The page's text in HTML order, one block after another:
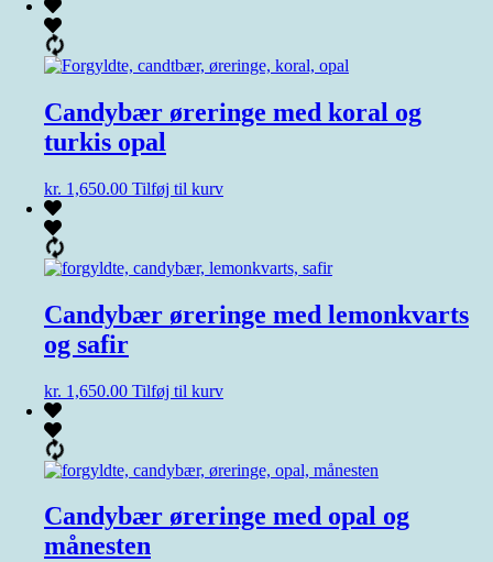
Candybær øreringe med koral og
turkis opal
kr. 1,650.00 Tilføj til kurv
Candybær øreringe med lemonkvarts
og safir
kr. 1,650.00 Tilføj til kurv
Candybær øreringe med opal og
månesten